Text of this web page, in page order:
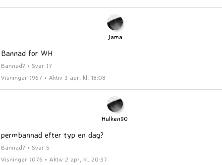
Jama
Bannad for WH
Bannad? • Svar 17
Visningar 1967 • Aktiv 3 apr, kl. 18:08
Hulken90
permbannad efter typ en dag?
Bannad? • Svar 5
Visningar 1076 • Aktiv 2 apr, kl. 20:37